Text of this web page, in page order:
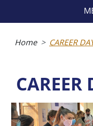
Home CAREER
CAREER